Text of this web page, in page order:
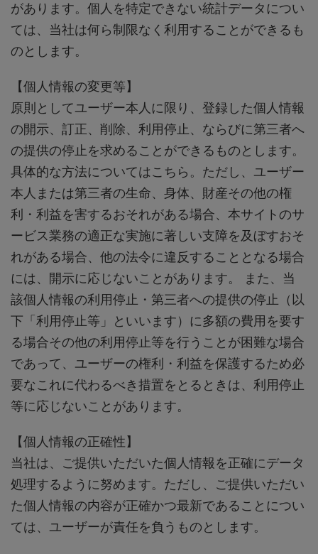
があります。個人を特定できない統計データについ
ては、当社は何ら制限なく利用することができるも
のとします。
【個人情報の変更等】
原則としてユーザー本人に限り、登録した個人情報
の開示、訂正、削除、利用停止、ならびに第三者へ
の提供の停止を求めることができるものとします。
具体的な方法についてはこちら。ただし、ユーザー
本人または第三者の生命、身体、財産その他の権
利・利益を害するおそれがある場合、本サイトのサ
ービス業務の適正な実施に著しい支障を及ぼすおそ
れがある場合、他の法令に違反することとなる場合
には、開示に応じないことがあります。 また、当
該個人情報の利用停止・第三者への提供の停止（以
下「利用停止等」といいます）に多額の費用を要す
る場合その他の利用停止等を行うことが困難な場合
であって、ユーザーの権利・利益を保護するため必
要なこれに代わるべき措置をとるときは、利用停止
等に応じないことがあります。
【個人情報の正確性】
当社は、ご提供いただいた個人情報を正確にデータ
処理するように努めます。ただし、ご提供いただい
た個人情報の内容が正確かつ最新であることについ
ては、ユーザーが責任を負うものとします。